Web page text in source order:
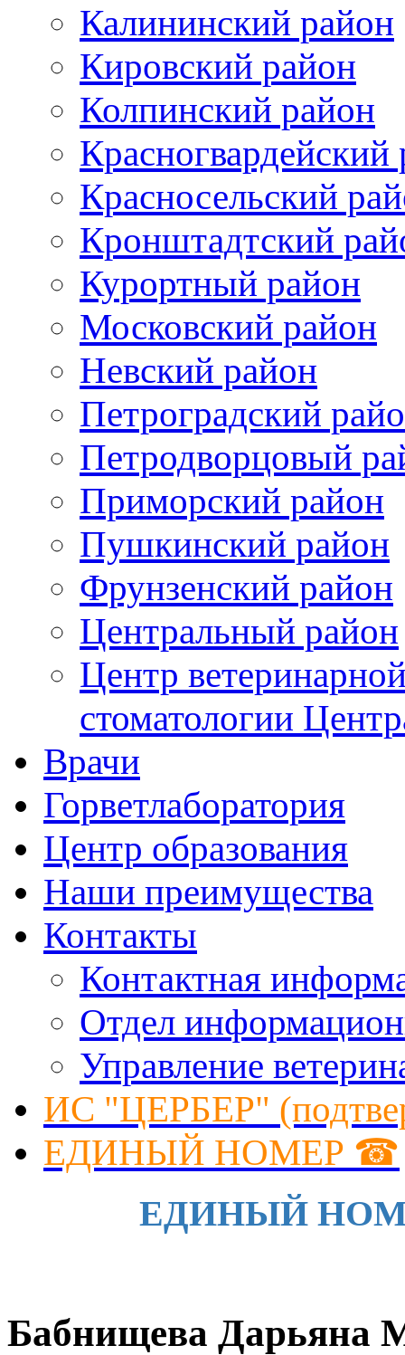
Калининский район
Кировский район
Колпинский район
Красногвардейский
Красносельский
Кронштадтский
Курортный район
Московский район
Невский район
Петроградский
Петродворцовый
Приморский район
Пушкинский район
Фрунзенский район
Цeнтральный район
Центр
стоматологии
Врачи
Горветлаборатория
Центр образования
Наши преимущества
Контакты
Контактная
Отдел
Управление
ИС "ЦЕРБЕР"
ЕДИНЫЙ НОМЕР ☎
ЕДИНЫЙ
Бабнищева Дарьяна